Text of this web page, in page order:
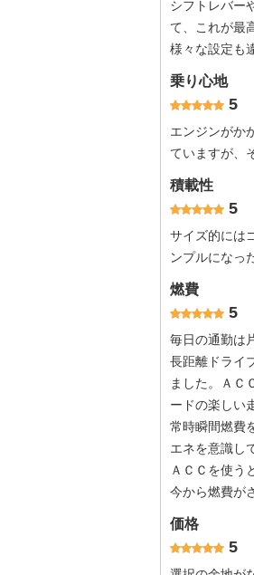
シフトレバー
て、これが最
様々な設定も
乗り心地
5
エンジンがか
ていますが、
積載性
5
サイズ的には
ンプルになっ
燃費
5
毎日の通勤は
長距離ドライ
ました。ＡＣ
ードの楽しい
常時瞬間燃費
エネを意識し
ＡＣＣを使う
今から燃費が
価格
5